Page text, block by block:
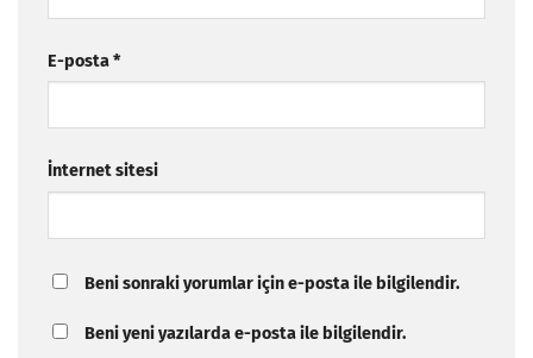
E-posta*
İnternet sitesi
Beni sonraki yorumlar için e-posta ile bilgilendir.
Beni yeni yazılarda e-posta ile bilgilendir.